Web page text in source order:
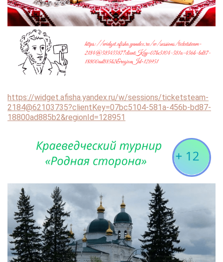
https://widget.afisha.yandex.ru/w/sessions/ticketsteam-
2184@62103735?clientKey=07bc5104-581a-456b-bd87-
18800ad885b2&regionId=128951